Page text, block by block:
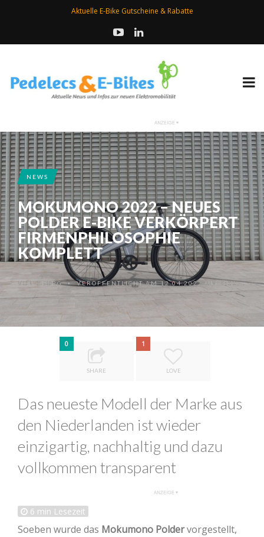
Aktuelle E-Bike Gutscheine & Rabatte
NEWS
MOKUMONO 2022 – NEUES
POLDER E-BIKE VERKÖRPERT
FIRMENPHILOSOPHIE
KOMPLETT
VON GEORG •VERÖFFENTLICHT AM 12.04.2022 UM 9:00
0
SHARE
1
LOVE
Das neueste Modell der Marke aus
den Niederlanden ist wieder
einzigartig, nachhaltig und dazu
vollkommen transparent
6 min Lesezeit
Soeben wurde das Mokumono Poldervorgestellt,